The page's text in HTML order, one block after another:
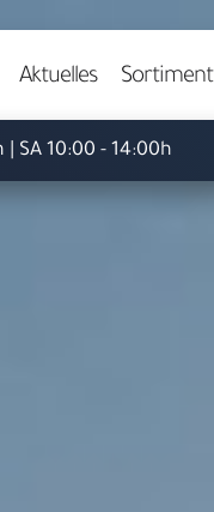
Aktuelles Sortiment
| SA 10:00 - 14:00h